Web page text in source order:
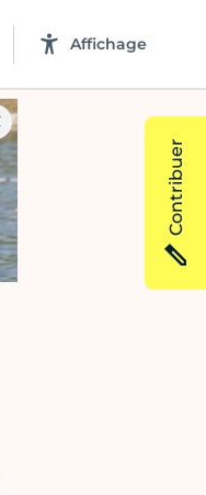
Affichage
Contribuer